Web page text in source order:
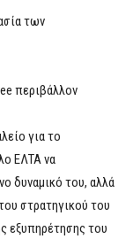
των
περιβάλλον
για το
ΕΛΤΑ να
δυναμικό του, αλλά
στρατηγικού του
εξυπηρέτησης του